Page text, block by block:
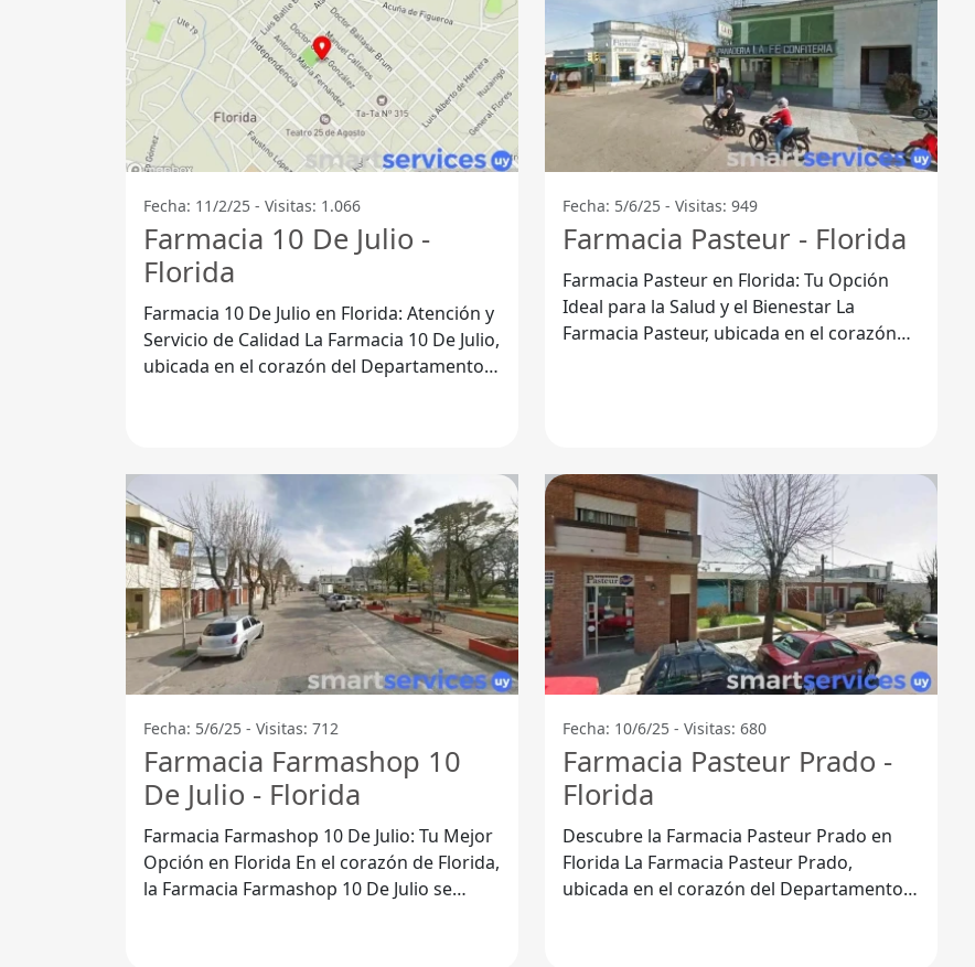
Fecha: 11/2/25 - Visitas: 1.066
Farmacia 10 De Julio -
Florida
Farmacia 10 De Julio en Florida: Atención y
Servicio de Calidad La Farmacia 10 De Julio,
ubicada en el corazón del Departamento
Fecha: 5/6/25 - Visitas: 949
Farmacia Pasteur - Florida
Farmacia Pasteur en Florida: Tu Opción
Ideal para la Salud y el Bienestar La
Farmacia Pasteur, ubicada en el corazón
Fecha: 5/6/25 - Visitas: 712
Farmacia Farmashop 10
De Julio - Florida
Farmacia Farmashop 10 De Julio: Tu Mejor
Opción en Florida En el corazón de Florida,
la Farmacia Farmashop 10 De Julio se
Fecha: 10/6/25 - Visitas: 680
Farmacia Pasteur Prado -
Florida
Descubre la Farmacia Pasteur Prado en
Florida La Farmacia Pasteur Prado,
ubicada en el corazón del Departamento